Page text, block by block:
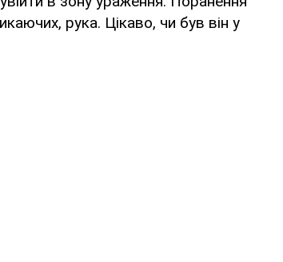
рука. Цікаво, чи був він у